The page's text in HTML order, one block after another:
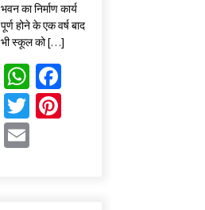
भवन का निर्माण कार्य
पूर्ण होने के एक वर्ष बाद
भी स्कूल को […]
WhatsApp
Facebook
TwitterPinterest
Email